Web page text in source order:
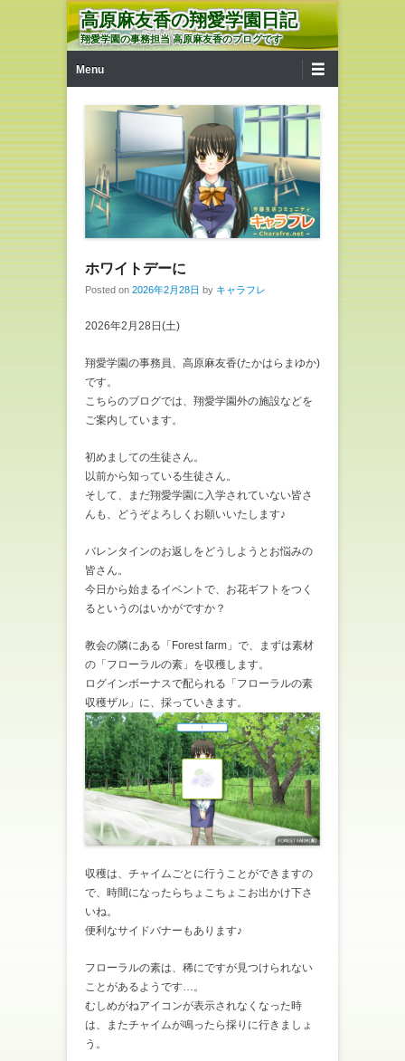
高原麻友香の翔愛学園日記
翔愛学園の事務担当 高原麻友香のブログです
Menu
ホワイトデーに
Posted on 2026年2月28日 by キャラフレ
2026年2月28日(土)
翔愛学園の事務員、高原麻友香(たかはらまゆか)
です。
こちらのブログでは、翔愛学園外の施設などを
ご案内しています。
初めましての生徒さん。
以前から知っている生徒さん。
そして、まだ翔愛学園に入学されていない皆さ
んも、どうぞよろしくお願いいたします♪
バレンタインのお返しをどうしようとお悩みの
皆さん。
今日から始まるイベントで、お花ギフトをつく
るというのはいかがですか？
教会の隣にある「 Forestfarm」で、まずは素材
の「フローラルの素」を収穫します。
ログインボーナスで配られる「フローラルの素
収穫ザル」に、採っていきます。
収穫は、チャイムごとに行うことができますの
で、時間になったらちょこちょこお出かけ下さ
いね。
便利なサイドバナーもあります♪
フローラルの素は、稀にですが見つけられない
ことがあるようです…。
むしめがねアイコンが表示されなくなった時
は、またチャイムが鳴ったら採りに行きましょ
う。